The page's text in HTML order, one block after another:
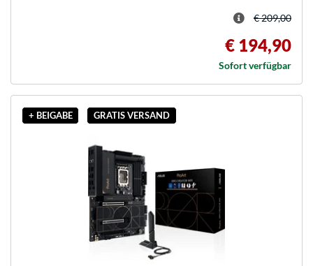
€ 209,00
€ 194,90
Sofort verfügbar
+ BEIGABE GRATIS VERSAND